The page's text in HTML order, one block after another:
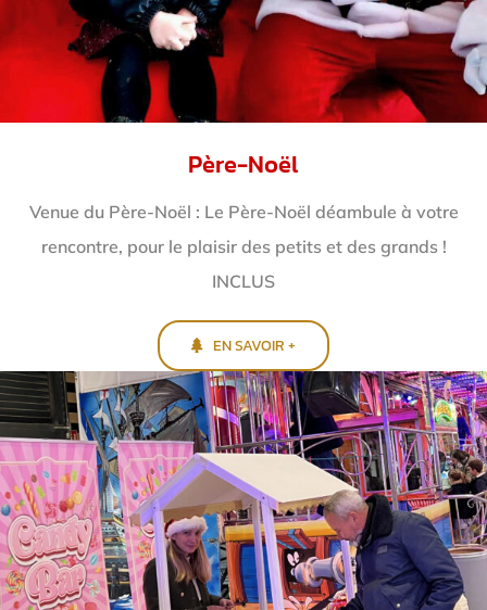
Père-Noël
Venue du Père-Noël : Le Père-Noël déambule à votre
rencontre, pour le plaisir des petits et des grands !
INCLUS
EN SAVOIR +